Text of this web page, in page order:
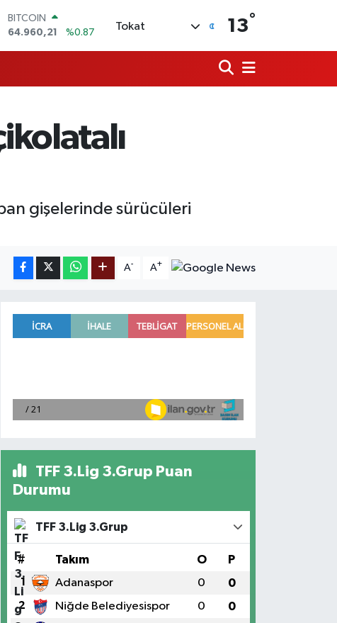
BITCOIN
64.960,21
%0.87
55,2510
%0.32
GRAM ALTIN
6660.55
%0.03
Tokat 13°
gişelerinde sürücüleri
A- A+
TFF 3.Lig 3.Grup Puan
Durumu
TFF 3.Lig 3.Grup
# Takım O P
1 Adanaspor 0 0
2 Niğde Belediyesispor 0 0